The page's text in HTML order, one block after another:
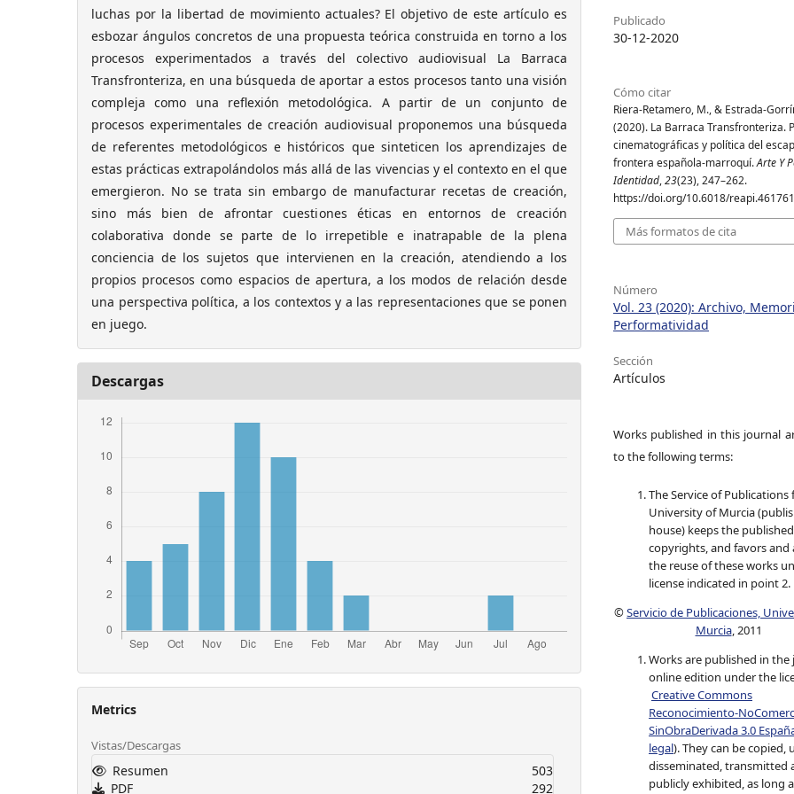
luchas por la libertad de movimiento actuales? El objetivo de este artículo es
esbozar ángulos concretos de una propuesta teórica construida en torno a los
procesos experimentados a través del colectivo audiovisual La Barraca
Transfronteriza, en una búsqueda de aportar a estos procesos tanto una visión
compleja como una reflexión metodológica. A partir de un conjunto de
procesos experimentales de creación audiovisual proponemos una búsqueda
de referentes metodológicos e históricos que sinteticen los aprendizajes de
estas prácticas extrapolándolos más allá de las vivencias y el contexto en el que
emergieron. No se trata sin embargo de manufacturar recetas de creación,
sino más bien de afrontar cuestiones éticas en entornos de creación
colaborativa donde se parte de lo irrepetible e inatrapable de la plena
conciencia de los sujetos que intervienen en la creación, atendiendo a los
propios procesos como espacios de apertura, a los modos de relación desde
una perspectiva política, a los contextos y a las representaciones que se ponen
en juego.
Descargas
Metrics
Vistas/Descargas
Resumen
503
PDF
292
Publicado
30-12-2020
Cómo citar
Riera-Retamero, M., & Estrada-
(2020). La Barraca Transfronteriza.
cinematográficas y política del
frontera española-marroquí.Arte Y
Identidad,23(23), 247–262.
https://doi.org/10.6018/reapi.461761
Más formatos de cita
Número
Vol. 23 (2020): Archivo,
Performatividad
Sección
Artículos
Works published in this journal
to the following terms:
The Service of
University of Murcia
house) keeps the published
copyrights, and favors and
the reuse of these works
license indicated in point 2.
©Servicio de Publicaciones,
Murcia, 2011
Works are published in the
online edition under the
Creative Commons
Reconocimiento-
SinObraDerivada 3.0
legal). They can be copied,
disseminated, transmitted
publicly exhibited, as long